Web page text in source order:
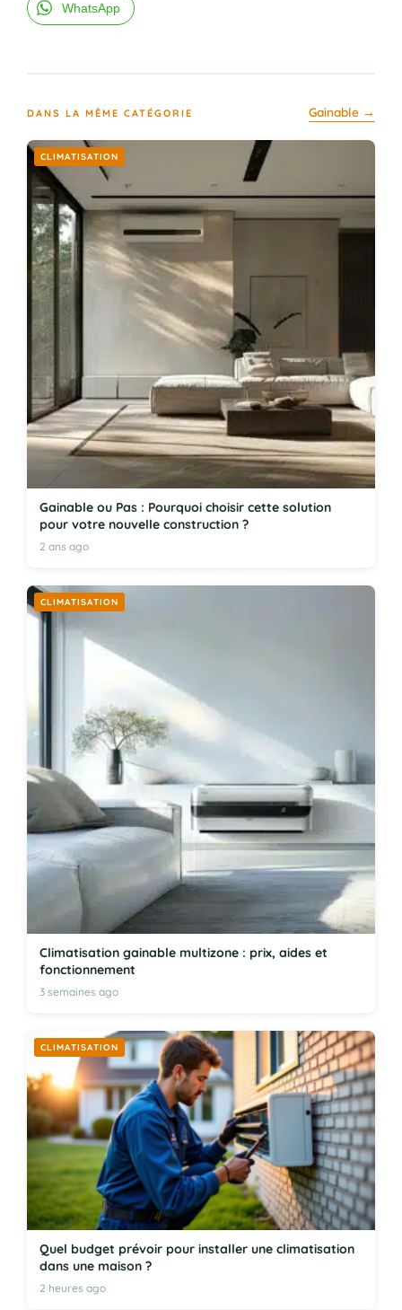
WhatsApp
DANS LA MÊME CATÉGORIE Gainable →
CLIMATISATION
Gainable ou Pas : Pourquoi choisir cette solution
pour votre nouvelle construction ?
2 ans ago
CLIMATISATION
Climatisation gainable multizone : prix, aides et
fonctionnement
3 semaines ago
CLIMATISATION
Quel budget prévoir pour installer une climatisation
dans une maison ?
2 heures ago